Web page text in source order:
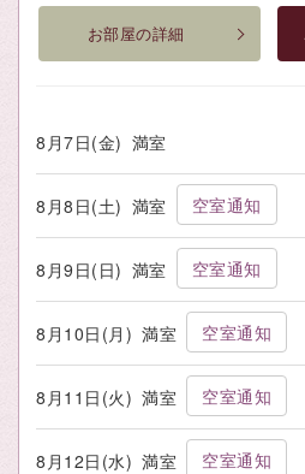
お部屋の詳細
8月7日(金) 満室
8月8日(土) 満室 空室通知
8月9日(日) 満室 空室通知
8月10日(月) 満室 空室通知
8月11日(火) 満室 空室通知
8月12日(水) 満室 空室通知